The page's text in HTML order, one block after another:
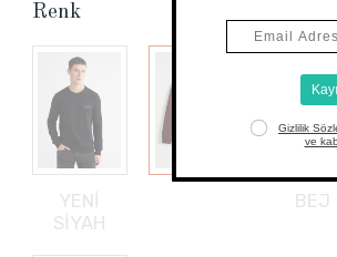
Renk
YENİ
SİYAH
BEJ